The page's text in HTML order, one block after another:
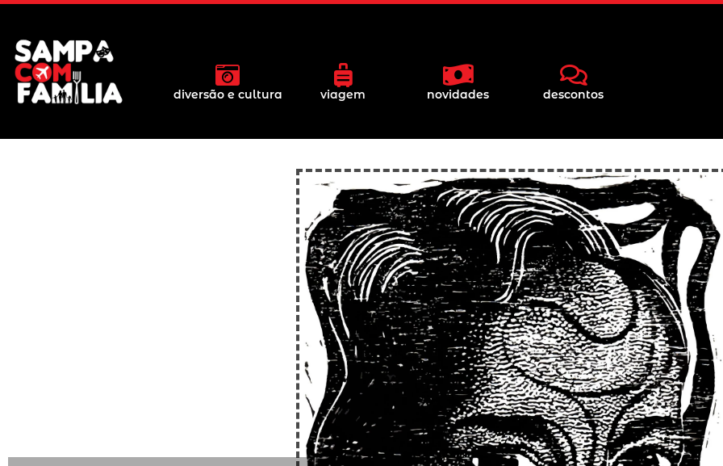
diversão e cultura viagem novidades descontos